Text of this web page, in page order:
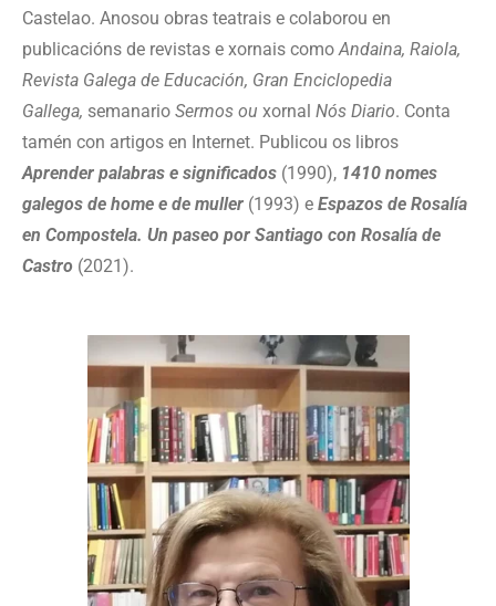
Castelao. Anosou obras teatrais e colaborou en
publicacións de revistas e xornais comoAndaina, Raiola,
Revista Galega de Educación, Gran Enciclopedia
Gallega, semanario Sermos ou xornal Nós Diario. Conta
tamén con artigos en Internet. Publicou os libros
Aprender palabras e significados (1990), 1410 nomes
galegos de home e de muller (1993) e Espazos de Rosalía
en Compostela. Un paseo por Santiago con Rosalía de
Castro (2021).